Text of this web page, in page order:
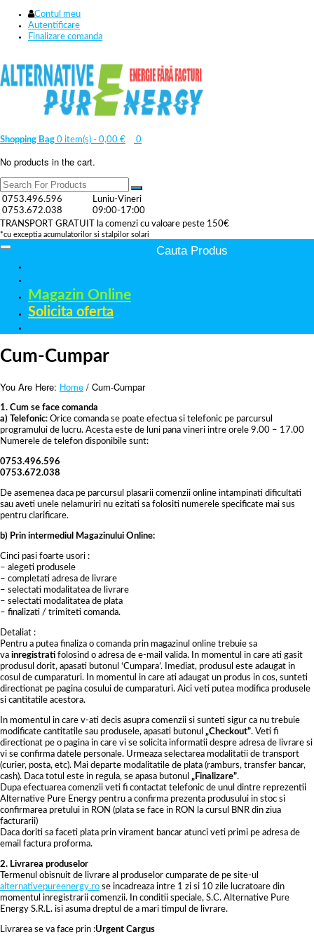
Contul meu
Autentificare
Finalizare comanda
Shopping Bag 0 item(s) - 0,00 € 0
No products in the cart.
0753.496.596
0753.672.038
Luniu-Vineri
09:00-17:00
TRANSPORT GRATUIT la comenzi cu valoare peste 150€
*cu exceptia acumulatorilor si stalpilor solari
Magazin Online
Solicita oferta
Cum-Cumpar
You Are Here: Home / Cum-Cumpar
1. Cum se face comanda
a) Telefonic: Orice comanda se poate efectua si telefonic pe parcursul
programului de lucru. Acesta este de luni pana vineri intre orele 9.00 – 17.00
Numerele de telefon disponibile sunt:
0753.496.596
0753.672.038
De asemenea daca pe parcursul plasarii comenzii online intampinati dificultati
sau aveti unele nelamuriri nu ezitati sa folositi numerele specificate mai sus
pentru clarificare.
b) Prin intermediul Magazinului Online:
Cinci pasi foarte usori :
– alegeti produsele
– completati adresa de livrare
– selectati modalitatea de livrare
– selectati modalitatea de plata
– finalizati / trimiteti comanda.
Detaliat :
Pentru a putea finaliza o comanda prin magazinul online trebuie sa
va inregistrati folosind o adresa de e-mail valida. In momentul in care ati gasit
produsul dorit, apasati butonul ‘Cumpara’. Imediat, produsul este adaugat in
cosul de cumparaturi. In momentul in care ati adaugat un produs in cos, sunteti
directionat pe pagina cosului de cumparaturi. Aici veti putea modifica produsele
si cantitatile acestora.
In momentul in care v-ati decis asupra comenzii si sunteti sigur ca nu trebuie
modificate cantitatile sau produsele, apasati butonul „Checkout”. Veti fi
directionat pe o pagina in care vi se solicita informatii despre adresa de livrare si
vi se confirma datele personale. Urmeaza selectarea modalitatii de transport
(curier, posta, etc). Mai departe modalitatile de plata (ramburs, transfer bancar,
cash). Daca totul este in regula, se apasa butonul „Finalizare”.
Dupa efectuarea comenzii veti fi contactat telefonic de unul dintre reprezentii
Alternative Pure Energy pentru a confirma prezenta produsului in stoc si
confirmarea pretului in RON (plata se face in RON la cursul BNR din ziua
facturarii)
Daca doriti sa faceti plata prin virament bancar atunci veti primi pe adresa de
email factura proforma.
2. Livrarea produselor
Termenul obisnuit de livrare al produselor cumparate de pe site-ul
alternativepureenergy.ro se incadreaza intre 1 zi si 10 zile lucratoare din
momentul inregistrarii comenzii. In conditii speciale, S.C. Alternative Pure
Energy S.R.L. isi asuma dreptul de a mari timpul de livrare.
Livrarea se va face prin :Urgent Cargus